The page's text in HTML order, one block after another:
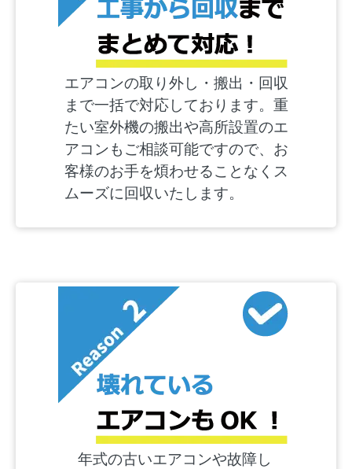
エアコンの取り外し・搬出・回収
まで一括で対応しております。重
たい室外機の搬出や高所設置のエ
アコンもご相談可能ですので、お
客様のお手を煩わせることなくス
ムーズに回収いたします。
年式の古いエアコンや故障し